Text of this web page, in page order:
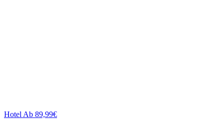
Hotel Ab 89,99€